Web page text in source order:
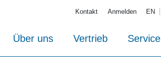
Kontakt Anmelden EN
Über uns Vertrieb Service